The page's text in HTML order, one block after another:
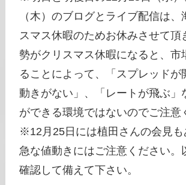
（木）のブログとライブ配信は、
スマス休暇のためお休みさせて頂
勢がクリスマス休暇になると、市
ることによって、「スプレッドが
動きがない」、「レートが飛ぶ」
ができる環境ではないのでご注意
※12月25日には植田さんの会見
急な値動きにはご注意ください。
確認して備えて下さい。